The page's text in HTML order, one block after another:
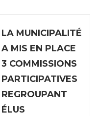
LA MUNICIPALITÉ
A MIS EN PLACE
3 COMMISSIONS
PARTICIPATIVES
REGROUPANT
ÉLUS